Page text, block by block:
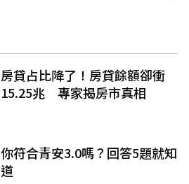
房貸占比降了！房貸餘額卻衝
15.25兆 專家揭房市真相
你符合青安3.0嗎？回答5題就知
道